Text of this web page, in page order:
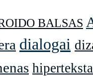
BALSAS
dialogai